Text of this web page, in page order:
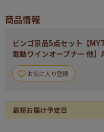
商品情報
ビンゴ景品5点セット【
電動ワインオープナー 他
お気に入り登録
最短お届け予定日